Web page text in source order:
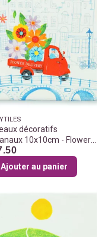
décoratifs
10x10cm - Flower
Ajouter au panier